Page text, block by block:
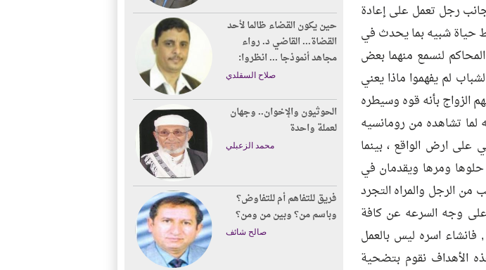
حين يكون القضاء ظالما لأحد
القضاة... القاضي د. رواء
مجاهد أنموذجا ... انظروا:
صلاح السقلدي
الحوثيون والإخوان.. وجهان
لعملة واحدة
محمد الزعبلي
فريق للتفاهم أم للتفاوض؟
وباسم من؟ وبين من ومن؟
صالح شائف
رجل تعمل على إعادة
حياة شبيه بما يحدث في
لنسمع منهما بعض
لم يفهموا ماذا يعني
الزواج بأنه قوه وسيطره
لما تشاهده من رومانسيه
ارض الواقع ، بينما
ومرها ويقدمان في
من الرجل والمراه التجرد
وجه السرعه عن كافة
فانشاء اسره ليس بالعمل
الأهداف نقوم بتضحية